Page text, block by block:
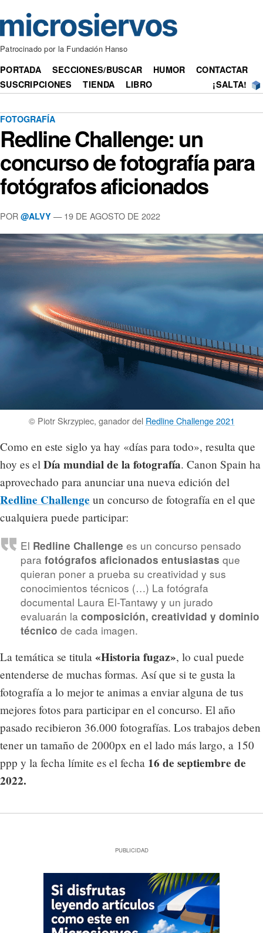
Patrocinado por la Fundación Hanso
PORTADA SECCIONES/BUSCAR HUMOR
CONTACTAR
SUSCRIPCIONES
TIENDA LIBRO ¡SALTA!
FOTOGRAFÍA
Redline Challenge: un
concurso de fotografía para
fotógrafos aficionados
POR @ALVY — 19 DE AGOSTO DE 2022
© Piotr Skrzypiec, ganador del Redline Challenge 2021
Como en este siglo ya hay «días para todo», resulta que
hoy es el Día mundial de la fotografía. Canon Spain ha
aprovechado para anunciar una nueva edición del
Redline Challenge un concurso de fotografía en el que
cualquiera puede participar:
El Redline Challenge es un concurso pensado
para fotógrafos aficionados entusiastas que
quieran poner a prueba su creatividad y sus
conocimientos técnicos (…) La fotógrafa
documental Laura El-Tantawy y un jurado
evaluarán la composición, creatividad y dominio
técnico de cada imagen.
La temática se titula «Historia fugaz», lo cual puede
entenderse de muchas formas. Así que si te gusta la
fotografía a lo mejor te animas a enviar alguna de tus
mejores fotos para participar en el concurso. El año
pasado recibieron 36.000 fotografías. Los trabajos deben
tener un tamaño de 2000px en el lado más largo, a 150
ppp y la fecha límite es el fecha 16 de septiembre de
2022.
PUBLICIDAD